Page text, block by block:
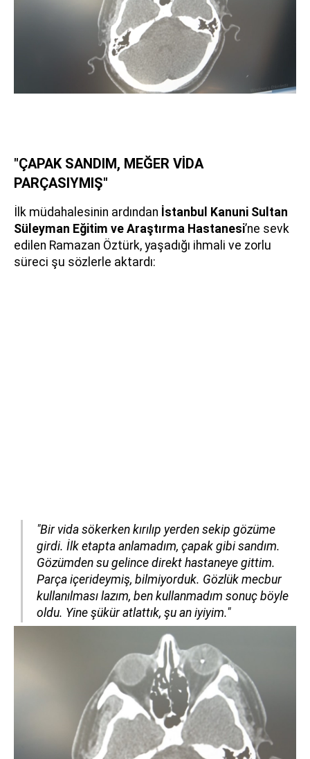
"ÇAPAK SANDIM, MEĞER VİDA
PARÇASIYMIŞ"
İlk müdahalesinin ardından İstanbul Kanuni Sultan
Süleyman Eğitim ve Araştırma Hastanesi’ne sevk
edilen Ramazan Öztürk, yaşadığı ihmali ve zorlu
süreci şu sözlerle aktardı:
"Bir vida sökerken kırılıp yerden sekip gözüme
girdi. İlk etapta anlamadım, çapak gibi sandım.
Gözümden su gelince direkt hastaneye gittim.
Parça içerideymiş, bilmiyorduk. Gözlük mecbur
kullanılması lazım, ben kullanmadım sonuç böyle
oldu. Yine şükür atlattık, şu an iyiyim."